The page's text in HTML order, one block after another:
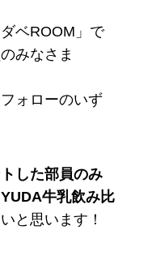
ベROOM」で
みなさま
ォローのいず
した部員のみ
牛乳飲み比
と思います！